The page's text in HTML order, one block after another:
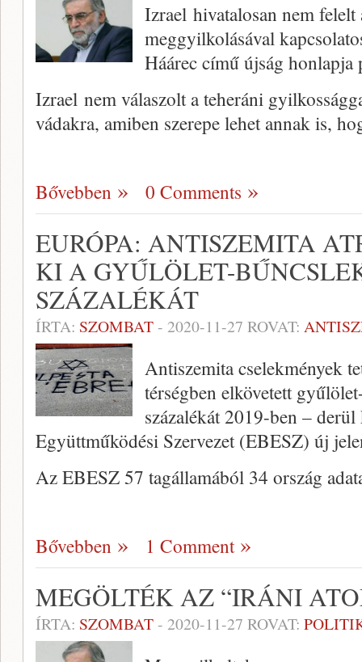
Izrael hivatalosan nem
meggyilkolásával
Háárec című újság honlapja
Izrael nem válaszolt a teheráni
vádakra, amiben szerepe lehet annak is,
Bővebben 0 Comments
EURÓPA: ANTISZEMITA
KI A GYŰLÖLET-
SZÁZALÉKÁT
ÍRTA: SZOMBAT- 2020-11-27 ROVAT:
Antiszemita cselekmények
térségben elkövetett
százalékát 2019-ben –
Együttműködési Szervezet (EBESZ) új
Az EBESZ 57 tagállamából 34 ország
Bővebben 1 Comment
MEGÖLTÉK AZ “IRÁNI
ÍRTA: SZOMBAT- 2020-11-27 ROVAT: